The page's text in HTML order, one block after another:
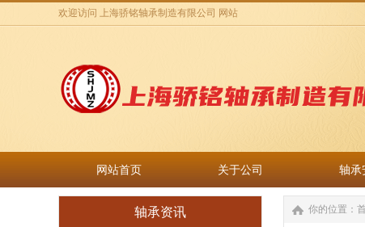
欢迎访问 上海骄铭轴承制造有限公司 网站
网站首页 关于公司 轴承
轴承资讯 你的位置：